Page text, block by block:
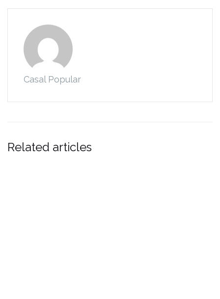
Casal Popular
Related articles